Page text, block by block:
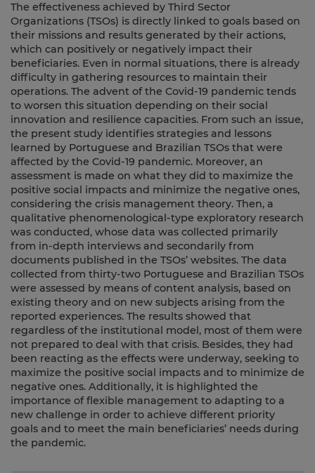
The effectiveness achieved by Third Sector
Organizations (TSOs) is directly linked to goals based on
their missions and results generated by their actions,
which can positively or negatively impact their
beneficiaries. Even in normal situations, there is already
difficulty in gathering resources to maintain their
operations. The advent of the Covid-19 pandemic tends
to worsen this situation depending on their social
innovation and resilience capacities. From such an issue,
the present study identifies strategies and lessons
learned by Portuguese and Brazilian TSOs that were
affected by the Covid-19 pandemic. Moreover, an
assessment is made on what they did to maximize the
positive social impacts and minimize the negative ones,
considering the crisis management theory. Then, a
qualitative phenomenological-type exploratory research
was conducted, whose data was collected primarily
from in-depth interviews and secondarily from
documents published in the TSOs’ websites. The data
collected from thirty-two Portuguese and Brazilian TSOs
were assessed by means of content analysis, based on
existing theory and on new subjects arising from the
reported experiences. The results showed that
regardless of the institutional model, most of them were
not prepared to deal with that crisis. Besides, they had
been reacting as the effects were underway, seeking to
maximize the positive social impacts and to minimize de
negative ones. Additionally, it is highlighted the
importance of flexible management to adapting to a
new challenge in order to achieve different priority
goals and to meet the main beneficiaries’ needs during
the pandemic.